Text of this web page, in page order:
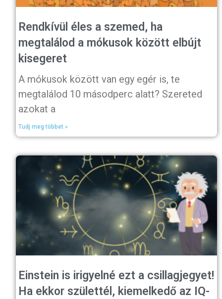
Rendkívül éles a szemed, ha
megtalálod a mókusok között elbújt
kisegeret
A mókusok között van egy egér is, te
megtalálod 10 másodperc alatt? Szereted
azokat a
Tudj meg többet »
Einstein is irigyelné ezt a csillagjegyet!
Ha ekkor születtél, kiemelkedő az IQ-